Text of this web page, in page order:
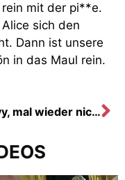
mit der pi**e.
sich den
Dann ist unsere
in das Maul rein.
Amyyy, mal wieder nicht zu bremsen, das Luder braucht schwä**e